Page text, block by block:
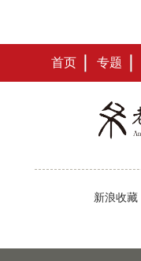
首页 专题
新浪收藏